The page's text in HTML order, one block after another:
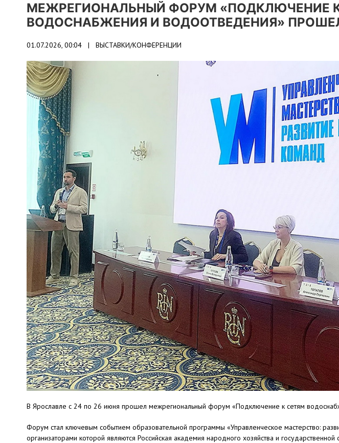
МЕЖРЕГИОНАЛЬНЫЙ ФОРУМ «ПОДКЛЮЧЕНИЕ
ВОДОСНАБЖЕНИЯ И ВОДООТВЕДЕНИЯ»
01.07.2026, 00:04 | ВЫСТАВКИ/КОНФЕРЕНЦИИ
В Ярославле с 24 по 26 июня прошел межрегиональный форум «Подключение к сетям
Форум стал ключевым событием образовательной программы «Управленческое мастерство:
организаторами которой являются Российская академия народного хозяйства и